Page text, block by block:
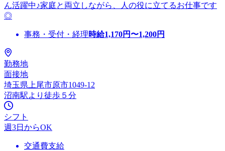
ん活躍中♪家庭と両立しながら、人の役に立てるお仕事です
◎
事務・受付・経理時給1,170円〜1,200円
勤務地
面接地
埼玉県上尾市原市1049-12
沼南駅より徒歩５分
シフト
週3日からOK
交通費支給